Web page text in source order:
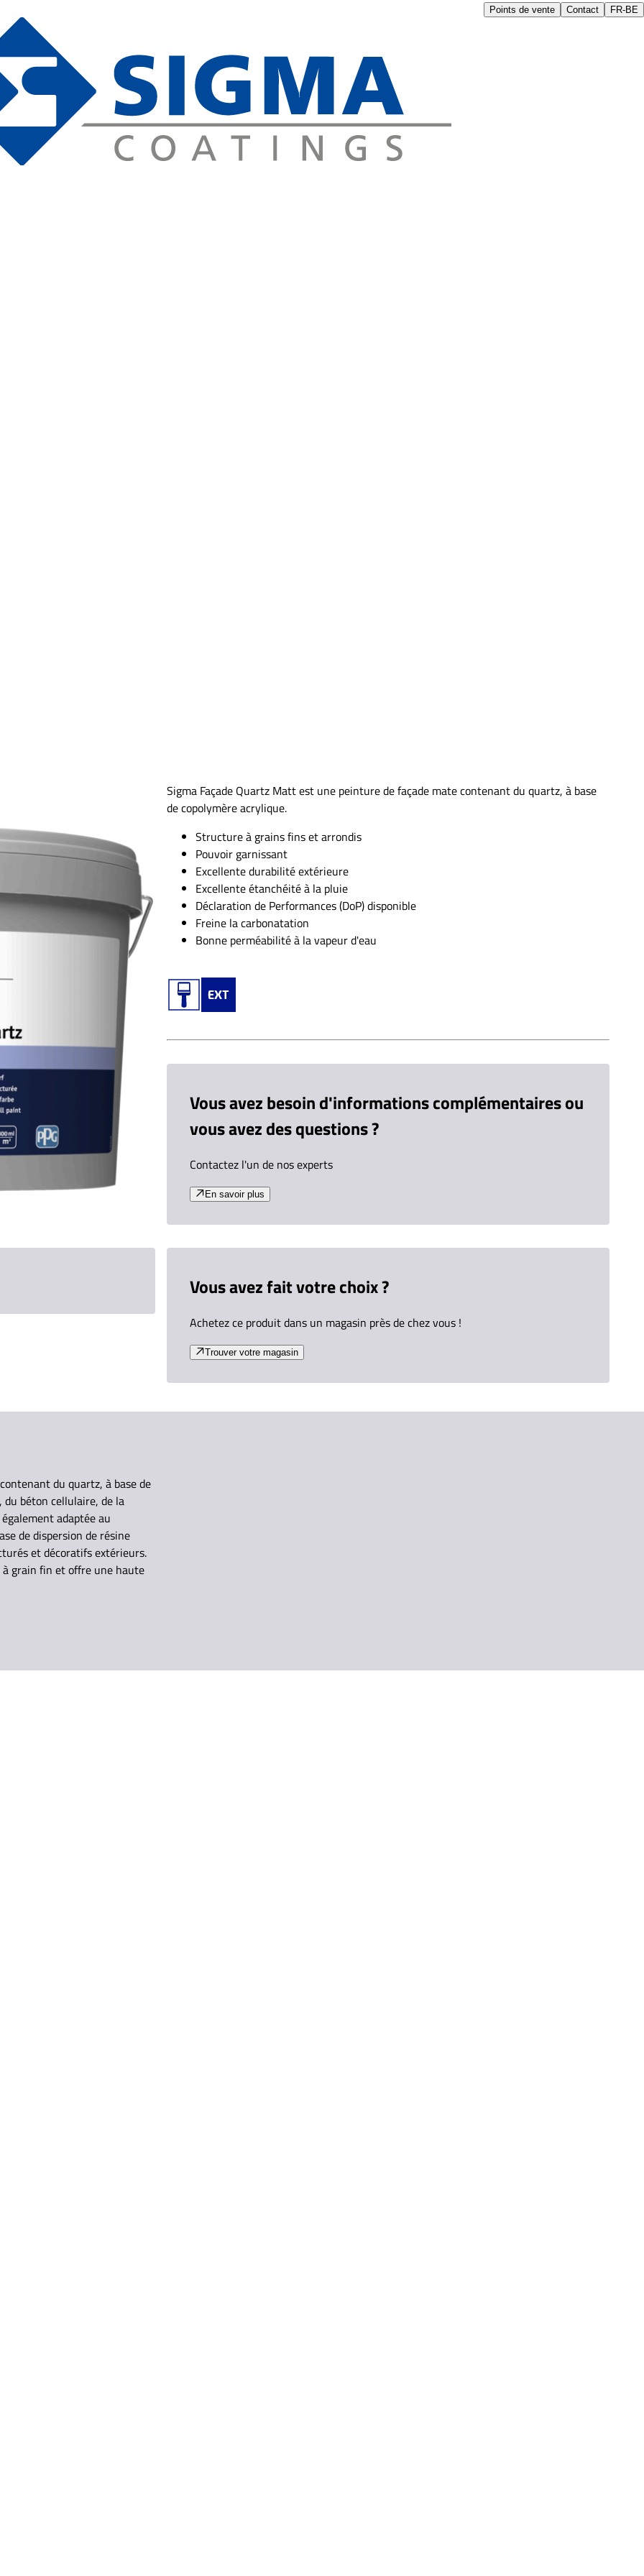
Points de vente Contact FR-BE
Sigma Façade Quartz Matt est une peinture de façade mate contenant du quartz, à base
de copolymère acrylique.
Structure à grains fins et arrondis
Pouvoir garnissant
Excellente durabilité extérieure
Excellente étanchéité à la pluie
Déclaration de Performances (DoP) disponible
Freine la carbonatation
Bonne perméabilité à la vapeur d'eau
Vous avez besoin d'informations complémentaires ou
vous avez des questions ?
Contactez l'un de nos experts
En savoir plus
Vous avez fait votre choix ?
Achetez ce produit dans un magasin près de chez vous !
Trouver votre magasin
du quartz, à base de
béton cellulaire, de la
adaptée au
de dispersion de résine
et décoratifs extérieurs.
grain fin et offre une haute